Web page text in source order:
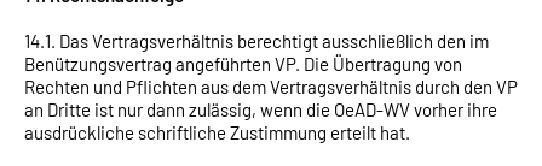
14.1. Das Vertragsverhältnis berechtigt ausschließlich den im
Benützungsvertrag angeführten VP. Die Übertragung von
Rechten und Pflichten aus dem Vertragsverhältnis durch den VP
an Dritte ist nur dann zulässig, wenn die OeAD-WV vorher ihre
ausdrückliche schriftliche Zustimmung erteilt hat.